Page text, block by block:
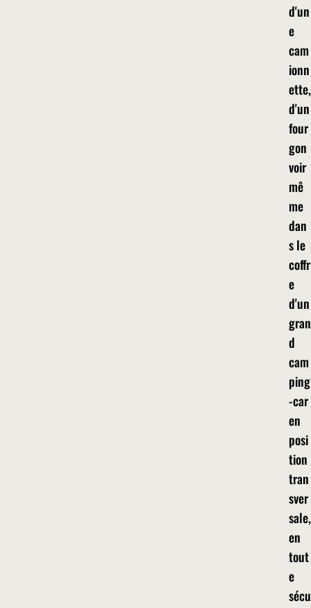
d'un
e
cam
ionn
ette,
d'un
four
gon
voir
mê
me
dan
s le
coffr
e
d'un
gran
d
cam
ping
-car
en
posi
tion
tran
sver
sale,
en
tout
e
sécu